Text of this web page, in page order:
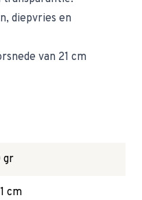
diepvries en
van 21 cm
gr
cm